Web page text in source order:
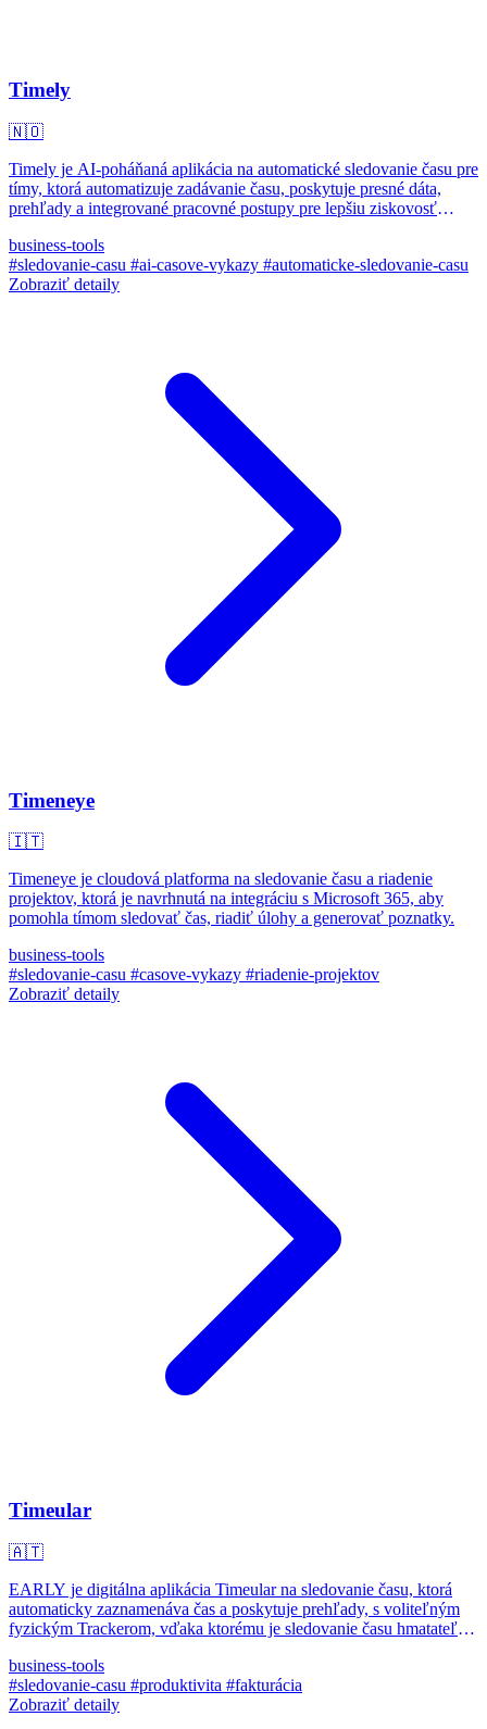
Timely
🇳🇴
Timely je AI-poháňaná aplikácia na automatické sledovanie času pre
tímy, ktorá automatizuje zadávanie času, poskytuje presné dáta,
prehľady a integrované pracovné postupy pre lepšiu ziskovosť
business-tools
#sledovanie-casu #ai-casove-vykazy #automaticke-sledovanie-casu
Zobraziť detaily
Timeneye
🇮🇹
Timeneye je cloudová platforma na sledovanie času a riadenie
projektov, ktorá je navrhnutá na integráciu s Microsoft 365, aby
pomohla tímom sledovať čas, riadiť úlohy a generovať poznatky.
business-tools
#sledovanie-casu #casove-vykazy #riadenie-projektov
Zobraziť detaily
Timeular
🇦🇹
EARLY je digitálna aplikácia Timeular na sledovanie času, ktorá
automaticky zaznamenáva čas a poskytuje prehľady, s voliteľným
fyzickým Trackerom, vďaka ktorému je sledovanie času hmatateľné
business-tools
#sledovanie-casu #produktivita #fakturácia
Zobraziť detaily